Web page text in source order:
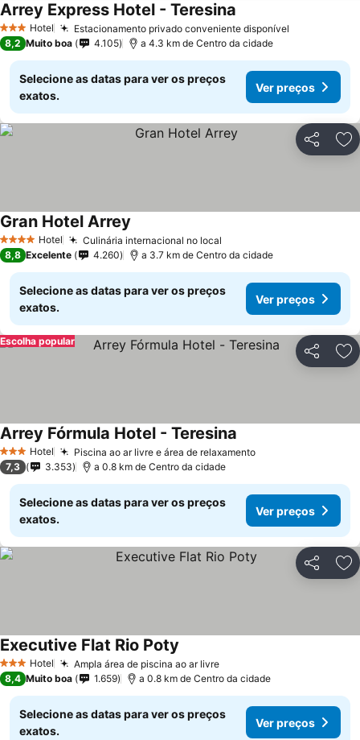
3 EstrelasHotel Estacionamento privado conveniente disponível
Arrey Express Hotel - Teresina
8,2 Muito boa 4.105 a 4.3 km de Centro da cidade
Selecione as datas para ver os preços
exatos.
Ver preços
Partilhar
4 EstrelasHotel Culinária internacional no local
Gran Hotel Arrey
8,8 Excelente 4.260 a 3.7 km de Centro da cidade
Selecione as datas para ver os preços
exatos.
Ver preços
Partilhar
Escolha popular
3 EstrelasHotel Piscina ao ar livre e área de relaxamentoVer preços
Arrey Fórmula Hotel - Teresina
7,3 3.353 a 0.8 km de Centro da cidade
Selecione as datas para ver os preços
exatos.
Ver preços
Partilhar
3 EstrelasHotel Ampla área de piscina ao ar livreVer preços
Executive Flat Rio Poty
8,4 Muito boa 1.659 a 0.8 km de Centro da cidade
Selecione as datas para ver os preços
exatos.
Ver preços